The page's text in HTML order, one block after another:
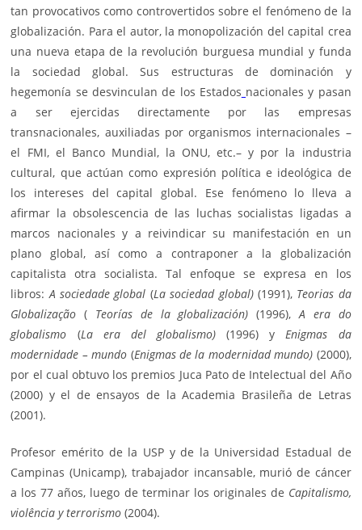
tan provocativos como controvertidos sobre el fenómeno de la
globalización. Para el autor, la monopolización del capital crea
una nueva etapa de la revolución burguesa mundial y funda
la sociedad global. Sus estructuras de dominación y
hegemonía se desvinculan de los Estados nacionales y pasan
a ser ejercidas directamente por las empresas
transnacionales, auxiliadas por organismos internacionales –
el FMI, el Banco Mundial, la ONU, etc.– y por la industria
cultural, que actúan como expresión política e ideológica de
los intereses del capital global. Ese fenómeno lo lleva a
afirmar la obsolescencia de las luchas socialistas ligadas a
marcos nacionales y a reivindicar su manifestación en un
plano global, así como a contraponer a la globalización
capitalista otra socialista. Tal enfoque se expresa en los
libros:A sociedade global (La sociedad global) (1991), Teorias da
Globalização( Teorías de la globalización)(1996),A era do
globalismo (La era del globalismo)(1996) yEnigmas da
modernidade – mundo (Enigmas de la modernidad mundo) (2000),
por el cual obtuvo los premios Juca Pato de Intelectual del Año
(2000) y el de ensayos de la Academia Brasileña de Letras
(2001).
Profesor emérito de la USP y de la Universidad Estadual de
Campinas (Unicamp), trabajador incansable, murió de cáncer
a los 77 años, luego de terminar los originales de Capitalismo,
violência y terrorismo(2004).